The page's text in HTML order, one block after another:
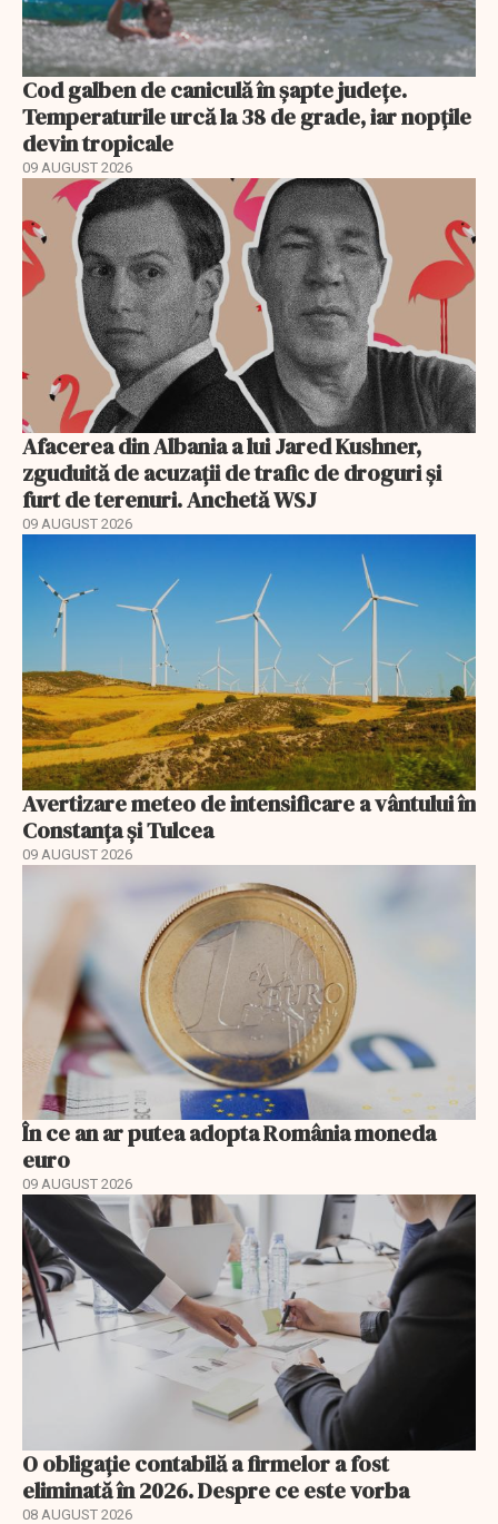
Cod galben de caniculă în șapte județe.
Temperaturile urcă la 38 de grade, iar nopțile
devin tropicale
09 AUGUST 2026
Afacerea din Albania a lui Jared Kushner,
zguduită de acuzații de trafic de droguri și
furt de terenuri. Anchetă WSJ
09 AUGUST 2026
Avertizare meteo de intensificare a vântului în
Constanța și Tulcea
09 AUGUST 2026
În ce an ar putea adopta România moneda
euro
09 AUGUST 2026
O obligație contabilă a firmelor a fost
eliminată în 2026. Despre ce este vorba
08 AUGUST 2026